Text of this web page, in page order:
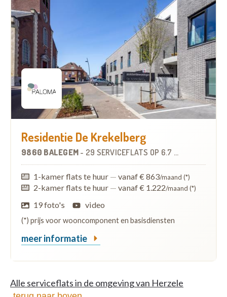
Residentie De Krekelberg
9860 BALEGEM - 29 SERVICEFLATS OP 6.7 KM
1-kamer flats te huur — vanaf € 863/maand (*)
2-kamer flats te huur — vanaf € 1.222/maand (*)
19 foto's video
(*) prijs voor wooncomponent en basisdiensten
meer informatie
Alle serviceflats in de omgeving van Herzele